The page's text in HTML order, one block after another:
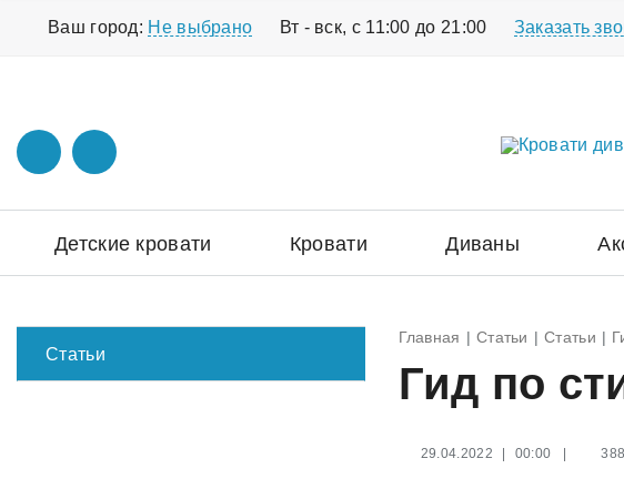
Ваш город: Не выбрано Вт - вск, с 11:00 до 21:00 Заказать
Детские кровати Кровати Диваны
Главная Статьи Статьи
Гид по
29.04.2022 | 00:00
Статьи